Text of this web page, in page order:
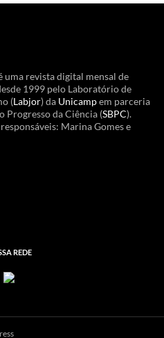
uma revista digital mensal de
1999 pelo Laboratório de
(Labjor) da Unicampem parceria
Progresso da Ciência (SBPC).
Marina Gomes e
REDE